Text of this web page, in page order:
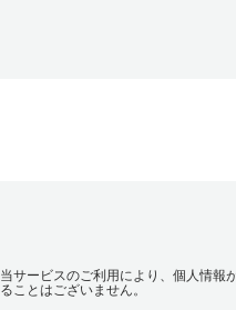
当サービスのご利用により、個人情報
ることはございません。